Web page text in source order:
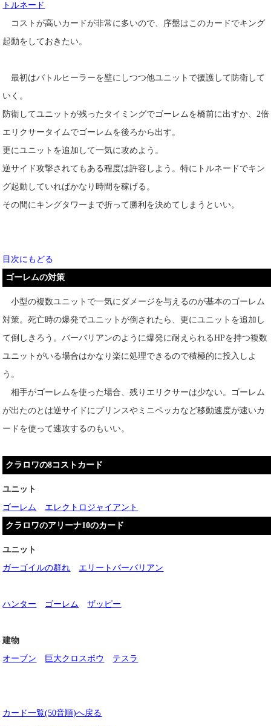
トルネード
コストが高いカードが非常に多いので、序盤はこのカードでキング
起動をしておきたい。
最初はバトルヒーラーを壁にしつつ他ユニットで援護して防衛して
いく。
防衛してユニットが残ったタイミングでゴーレムを橋前に出すか、2倍
エリクサータイムでゴーレムを後ろから出す。
更にユニットを追加して一気に攻めよう。
逆サイド攻撃されてもある程度は許容しよう。特にトルネードでキン
グ起動していればかなり時間を稼げる。
その間にキングタワーまで折って勝利を決めてしまうといい。
目次にもどる
ゴーレムの対策
小型の複数ユニットで一気にダメージを与えるのが基本のゴーレム
対策。死亡時の爆発でユニットが倒されたら、更にユニットを追加し
て倒しきろう。バーバリアンのように爆発に耐えられるHPを持つ複数
ユニットがいる場合はかなり楽に処理できるので積極的に投入しよ
う。
相手がゴーレムを使った場合、残りエリクサーは少ない。ゴーレム
が出たのとは逆サイドにプリンスやミニペッカなど移動速度が速いカ
ードを使って速攻するのもいい。
クラロワの8コストカード
ユニット
ゴーレム
エレクトロジャイアント
クラロワのアリーナ10のカード
ユニット
ガーゴイルの群れ
エリートバーバリアン
ハンター ゴーレム ザッピー
建物
オーブン
巨大クロスボウ テスラ
カード一覧(50音順)へ戻る